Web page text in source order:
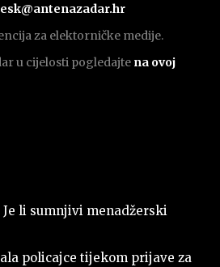
za elektorničke medije.
u cijelosti pogledajte na ovoj
Je li sumnjivi menadžerski
policajce tijekom prijave za